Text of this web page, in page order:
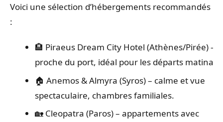
Voici une sélection d’hébergements recommandés
:
🏨 Piraeus Dream City Hotel (Athènes/Pirée) –
proche du port, idéal pour les départs
🏠 Anemos & Almyra (Syros) – calme et vue
spectaculaire, chambres familiales.
🏡 Cleopatra (Paros) – appartements avec